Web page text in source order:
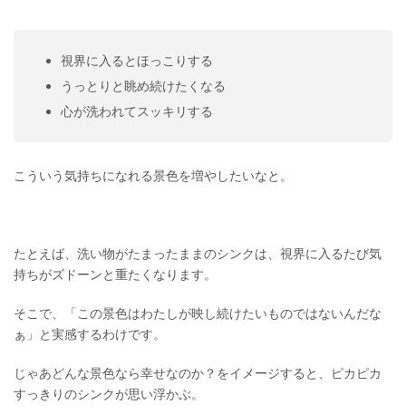
視界に入るとほっこりする
うっとりと眺め続けたくなる
心が洗われてスッキリする
こういう気持ちになれる景色を増やしたいなと。
たとえば、洗い物がたまったままのシンクは、視界に入るたび気
持ちがズドーンと重たくなります。
そこで、「この景色はわたしが映し続けたいものではないんだな
ぁ」と実感するわけです。
じゃあどんな景色なら幸せなのか？をイメージすると、ピカピカ
すっきりのシンクが思い浮かぶ。